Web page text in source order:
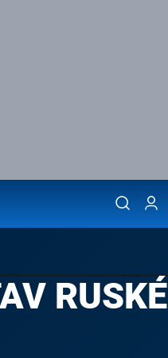
RUSKÉ